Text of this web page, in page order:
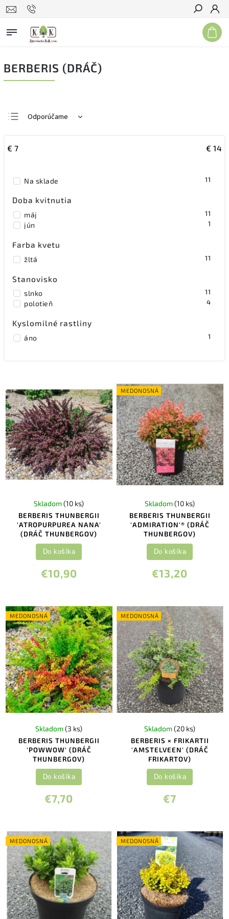
Hľadať
BERBERIS (DRÁČ)
Odporúčame
Abecedne
€ 7 € 14
Na sklade 11
Doba kvitnutia
máj 11
jún 1
Farba kvetu
žltá 11
Stanovisko
slnko 11
polotieň 4
Kyslomilné rastliny
áno 1
BERBERIS THUNBERGII
'ATROPURPUREA NANA'
(DRÁČ THUNBERGOV)
Skladom(10 ks)
€10,90
Do košíka
MEDONOSNÁ
BERBERIS THUNBERGII
'ADMIRATION'® (DRÁČ
THUNBERGOV)
Skladom(10 ks)
€13,20
Do košíka
MEDONOSNÁ
BERBERIS THUNBERGII
'POWWOW' (DRÁČ
THUNBERGOV)
Skladom(3 ks)
€7,70
Do košíka
MEDONOSNÁ
BERBERIS × FRIKARTII
'AMSTELVEEN' (DRÁČ
FRIKARTOV)
Skladom(20 ks)
€7
Do košíka
MEDONOSNÁ MEDONOSNÁ